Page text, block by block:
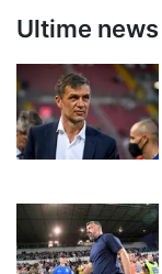
Ultime news